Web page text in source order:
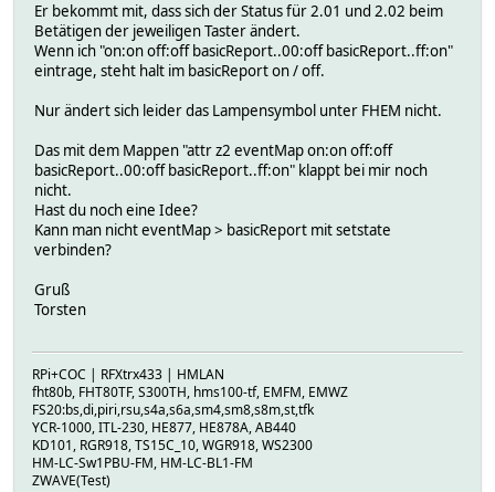
Er bekommt mit, dass sich der Status für 2.01 und 2.02 beim
Betätigen der jeweiligen Taster ändert.
Wenn ich "on:on off:off basicReport..00:off basicReport..ff:on"
eintrage, steht halt im basicReport on / off.
Nur ändert sich leider das Lampensymbol unter FHEM nicht.
Das mit dem Mappen "attr z2 eventMap on:on off:off
basicReport..00:off basicReport..ff:on" klappt bei mir noch
nicht.
Hast du noch eine Idee?
Kann man nicht eventMap > basicReport mit setstate
verbinden?
Gruß
Torsten
RPi+COC | RFXtrx433 | HMLAN
fht80b, FHT80TF, S300TH, hms100-tf, EMFM, EMWZ
FS20:bs,di,piri,rsu,s4a,s6a,sm4,sm8,s8m,st,tfk
YCR-1000, ITL-230, HE877, HE878A, AB440
KD101, RGR918, TS15C_10, WGR918, WS2300
HM-LC-Sw1PBU-FM, HM-LC-BL1-FM
ZWAVE(Test)